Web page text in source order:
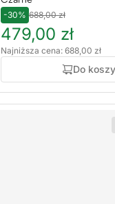
-30% 688,00 zł
479,00 zł
Najniższa cena: 688,00 zł
Do